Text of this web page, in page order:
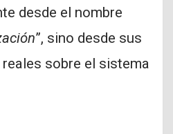
desde el nombre
”, sino desde sus
sobre el sistema